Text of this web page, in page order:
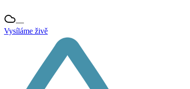
—
Vysíláme živě